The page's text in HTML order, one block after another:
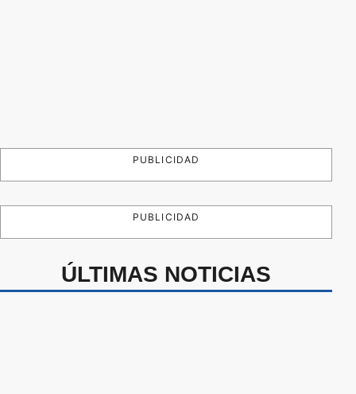
PUBLICIDAD
PUBLICIDAD
ÚLTIMAS NOTICIAS